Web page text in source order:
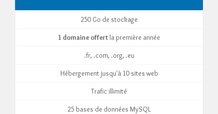
250 Go de stockage
1 domaine offert la première année
.fr, .com, .org, .eu
Hébergement jusqu'à 10 sites web
Trafic illimité
25 bases de données MySQL